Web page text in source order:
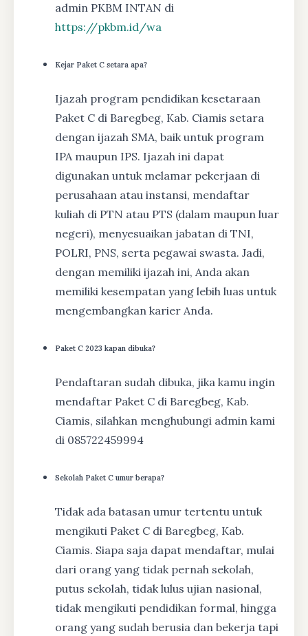
admin PKBM INTAN di
https://pkbm.id/wa
Kejar Paket C setara apa?
Ijazah program pendidikan kesetaraan
Paket C di Baregbeg, Kab. Ciamis setara
dengan ijazah SMA, baik untuk program
IPA maupun IPS. Ijazah ini dapat
digunakan untuk melamar pekerjaan di
perusahaan atau instansi, mendaftar
kuliah di PTN atau PTS (dalam maupun luar
negeri), menyesuaikan jabatan di TNI,
POLRI, PNS, serta pegawai swasta. Jadi,
dengan memiliki ijazah ini, Anda akan
memiliki kesempatan yang lebih luas untuk
mengembangkan karier Anda.
Paket C 2023 kapan dibuka?
Pendaftaran sudah dibuka, jika kamu ingin
mendaftar Paket C di Baregbeg, Kab.
Ciamis, silahkan menghubungi admin kami
di 085722459994
Sekolah Paket C umur berapa?
Tidak ada batasan umur tertentu untuk
mengikuti Paket C di Baregbeg, Kab.
Ciamis. Siapa saja dapat mendaftar, mulai
dari orang yang tidak pernah sekolah,
putus sekolah, tidak lulus ujian nasional,
tidak mengikuti pendidikan formal, hingga
orang yang sudah berusia dan bekerja tapi